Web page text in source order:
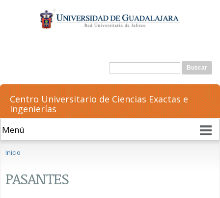
contenido
principal
Formulario de búsqueda
Buscar
Centro Universitario de Ciencias Exactas e
Ingenierías
Inicio
PASANTES